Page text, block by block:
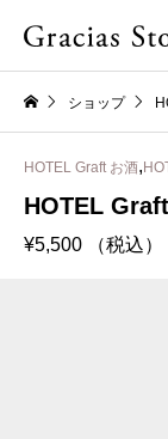
ショップ
HOTEL Graft お酒,
HOTEL
¥5,500 （税込）